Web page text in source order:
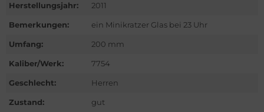
Herstellungsjahr: 2011
Bemerkungen: ein Minikratzer Glas bei 23 Uhr
Umfang: 200 mm
Kaliber/Werk: 7754
Geschlecht: Herren
Zustand: gut
Nardin